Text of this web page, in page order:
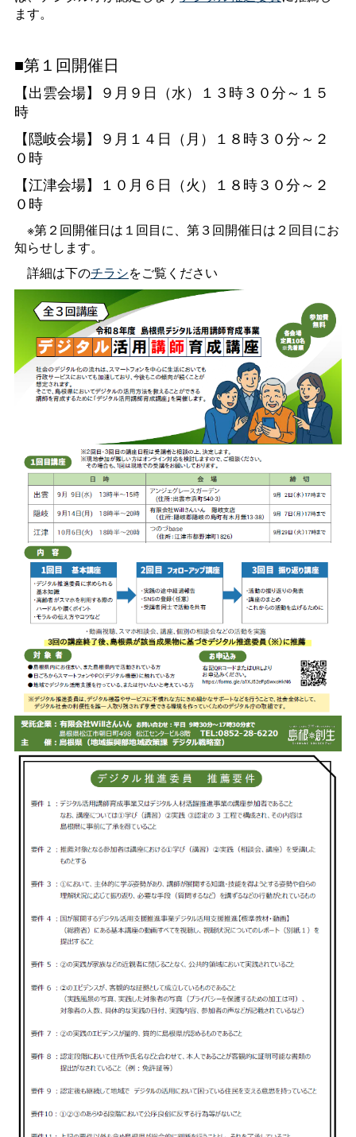
ます。
■第１回開催日
【出雲会場】９月９日（水）１３時３０分～１５
時
【隠岐会場】９月１４日（月）１８時３０分～２
０時
【江津会場】１０月６日（火）１８時３０分～２
０時
※第２回開催日は１回目に、第３回開催日は２回目にお
知らせします。
詳細は下のチラシをご覧ください